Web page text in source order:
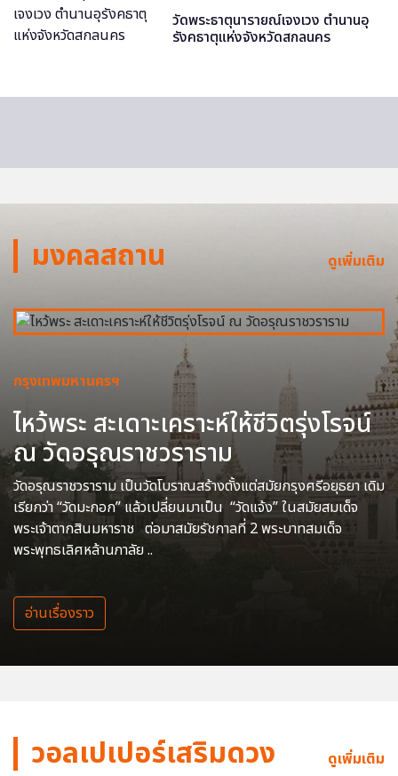
วัดพระธาตุนารายณ์เจงเวง ตำนานอุ
รังคธาตุแห่งจังหวัดสกลนคร
มงคลสถาน ดูเพิ่มเติม
กรุงเทพมหานครฯ
ไหว้พระ สะเดาะเคราะห์ให้ชีวิตรุ่งโรจน์
ณ วัดอรุณราชวราราม
วัดอรุณราชวราราม เป็นวัดโบราณสร้างตั้งแต่สมัยกรุงศรีอยุธยา เดิม
เรียกว่า “วัดมะกอก” แล้วเปลี่ยนมาเป็น “วัดแจ้ง” ในสมัยสมเด็จ
พระเจ้าตากสินมหาราช ต่อมาสมัยรัชกาลที่ 2 พระบาทสมเด็จ
พระพุทธเลิศหล้านภาลัย ..
อ่านเรื่องราว
วอลเปเปอร์เสริมดวง ดูเพิ่มเติม